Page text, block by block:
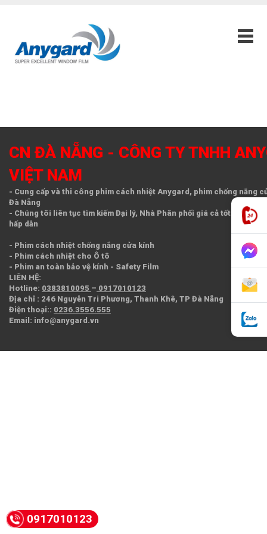
CN ĐÀ NẴNG - CÔNG TY TNHH
VIỆT NAM
- Cung cấp và thi công phim cách nhiệt Anygard, phim chống nắng
Đà Nẵng
- Chúng tôi liên tục tìm kiếm Đại lý, Nhà Phân phối giá cả tốt nhất Thị
hấp dẫn
- Phim cách nhiệt chống nắng cửa kính
- Phim cách nhiệt cho Ô tô
- Phim an toàn bảo vệ kính - Safety Film
LIÊN HỆ:
Hotline: 0383810095 – 0917010123
Địa chỉ : 246 Nguyễn Tri Phương, Thanh Khê, TP Đà Nẵng
Điện thoại:: 0236.3556.555
Email : info@anygard.vn
0917010123